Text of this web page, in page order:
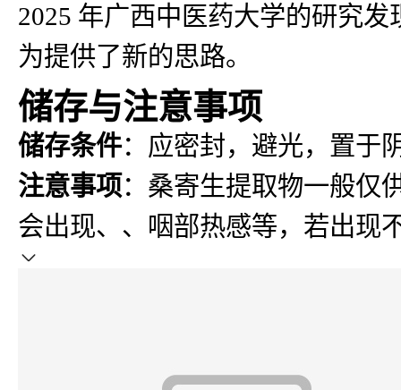
2025 年广西中医药大学的研究
为提供了新的思路。
储存与注意事项
储存条件：应密封，避光，置于
注意事项：桑寄生提取物一般仅
会出现、、咽部热感等，若出现